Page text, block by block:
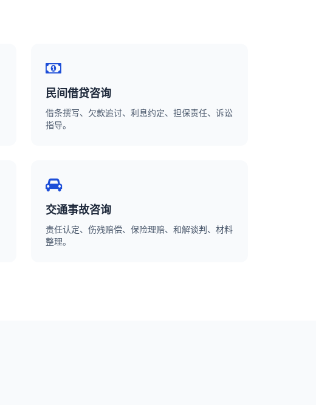
民间借贷咨询
借条撰写、欠款追讨、利息约定、担保责任、诉讼
指导。
交通事故咨询
责任认定、伤残赔偿、保险理赔、和解谈判、材料
整理。